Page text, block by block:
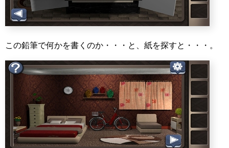
この鉛筆で何かを書くのか・・・と、紙を探すと・・・。